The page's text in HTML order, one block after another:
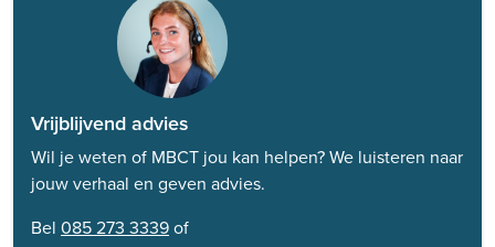
Vrijblijvend advies
Wil je weten of MBCT jou kan helpen? We luisteren naar
jouw verhaal en geven advies.
Bel 085 273 3339of